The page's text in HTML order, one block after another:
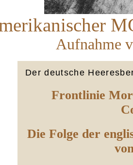
Aufnahme
Der deutsche
Frontlinie
Die Folge der